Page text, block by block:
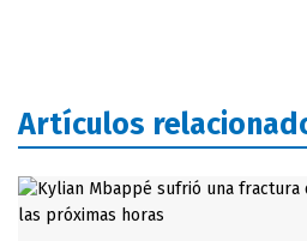
Artículos